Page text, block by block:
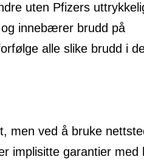
uten Pfizers
innebærer brudd på
alle slike brudd i
men ved å bruke
implisitte garantier med